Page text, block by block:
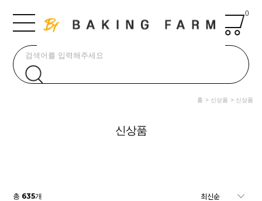
0
홈 신상품 신상품
신상품
총 635개